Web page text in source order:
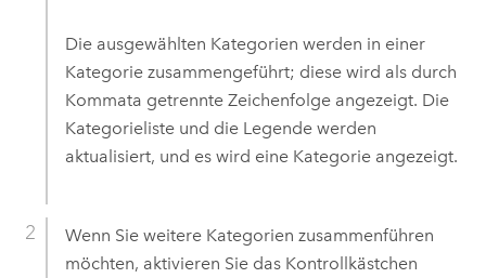
Die ausgewählten Kategorien werden in einer
Kategorie zusammengeführt; diese wird als durch
Kommata getrennte Zeichenfolge angezeigt. Die
Kategorieliste und die Legende werden
aktualisiert, und es wird eine Kategorie angezeigt.
Wenn Sie weitere Kategorien zusammenführen
möchten, aktivieren Sie das Kontrollkästchen